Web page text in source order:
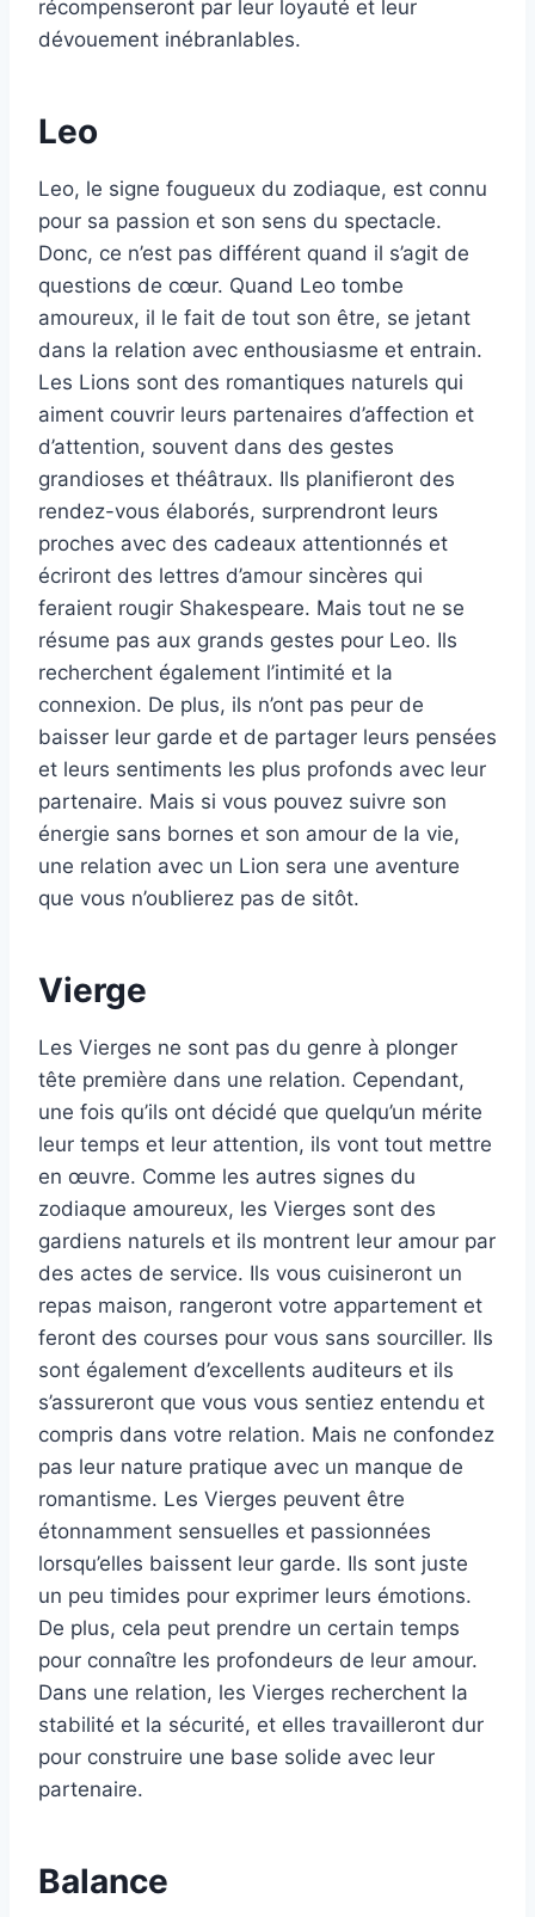
récompenseront par leur loyauté et leur
dévouement inébranlables.
Leo
Leo, le signe fougueux du zodiaque, est connu
pour sa passion et son sens du spectacle.
Donc, ce n’est pas différent quand il s’agit de
questions de cœur. Quand Leo tombe
amoureux, il le fait de tout son être, se jetant
dans la relation avec enthousiasme et entrain.
Les Lions sont des romantiques naturels qui
aiment couvrir leurs partenaires d’affection et
d’attention, souvent dans des gestes
grandioses et théâtraux. Ils planifieront des
rendez-vous élaborés, surprendront leurs
proches avec des cadeaux attentionnés et
écriront des lettres d’amour sincères qui
feraient rougir Shakespeare. Mais tout ne se
résume pas aux grands gestes pour Leo. Ils
recherchent également l’intimité et la
connexion. De plus, ils n’ont pas peur de
baisser leur garde et de partager leurs pensées
et leurs sentiments les plus profonds avec leur
partenaire. Mais si vous pouvez suivre son
énergie sans bornes et son amour de la vie,
une relation avec un Lion sera une aventure
que vous n’oublierez pas de sitôt.
Vierge
Les Vierges ne sont pas du genre à plonger
tête première dans une relation. Cependant,
une fois qu’ils ont décidé que quelqu’un mérite
leur temps et leur attention, ils vont tout mettre
en œuvre. Comme les autres signes du
zodiaque amoureux, les Vierges sont des
gardiens naturels et ils montrent leur amour par
des actes de service. Ils vous cuisineront un
repas maison, rangeront votre appartement et
feront des courses pour vous sans sourciller. Ils
sont également d’excellents auditeurs et ils
s’assureront que vous vous sentiez entendu et
compris dans votre relation. Mais ne confondez
pas leur nature pratique avec un manque de
romantisme. Les Vierges peuvent être
étonnamment sensuelles et passionnées
lorsqu’elles baissent leur garde. Ils sont juste
un peu timides pour exprimer leurs émotions.
De plus, cela peut prendre un certain temps
pour connaître les profondeurs de leur amour.
Dans une relation, les Vierges recherchent la
stabilité et la sécurité, et elles travailleront dur
pour construire une base solide avec leur
partenaire.
Balance